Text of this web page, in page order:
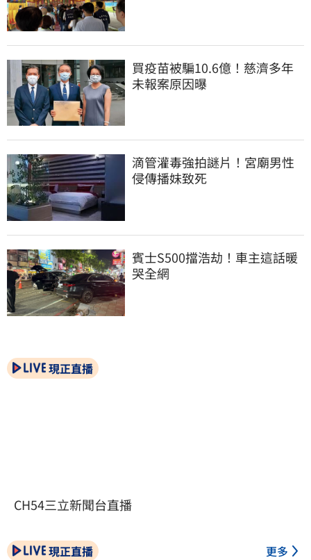
買疫苗被騙10.6億！慈濟多年
未報案原因曝
滴管灌毒強拍謎片！宮廟男性
侵傳播妹致死
賓士S500擋浩劫！車主這話暖
哭全網
現正直播
CH54三立新聞台直播
現正直播 更多